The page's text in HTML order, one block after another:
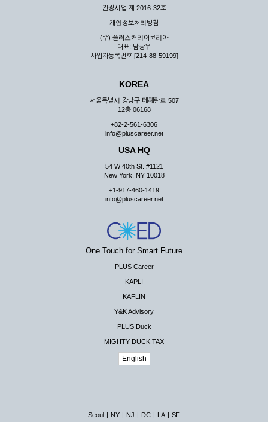
관광사업 제 2016-32호
개인정보처리방침
(주) 플러스커리어코리아
대표: 남광우
사업자등록번호 [214-88-59199]
KOREA
서울특별시 강남구 테헤란로 507
12층 06168
+82-2-561-6306
info@pluscareer.net
USA HQ
54 W 40th St. #1121
New York, NY 10018
+1-917-460-1419
info@pluscareer.net
One Touch for Smart Future
PLUS Career
KAPLI
KAFLIN
Y&K Advisory
PLUS Duck
MIGHTY DUCK TAX
English
Seoul NY NJ DC LA SF